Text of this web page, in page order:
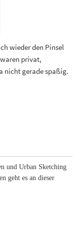
wieder den Pinsel
privat,
nicht gerade spaßig.
und Urban Sketching
geht es an dieser